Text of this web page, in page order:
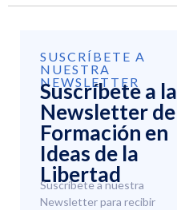
SUSCRÍBETE A
NUESTRA
NEWSLETTER
Suscríbete a la
Newsletter de
Formación en
Ideas de la
Libertad
Suscríbete a nuestra
Newsletter para recibir